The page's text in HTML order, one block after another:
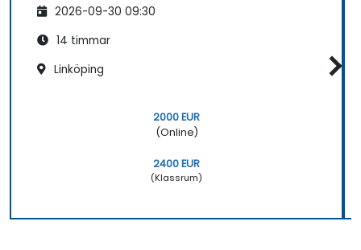
2026-09-30 09:30
14 timmar
Linköping
2000 EUR
(Online)
2400 EUR
(Klassrum)